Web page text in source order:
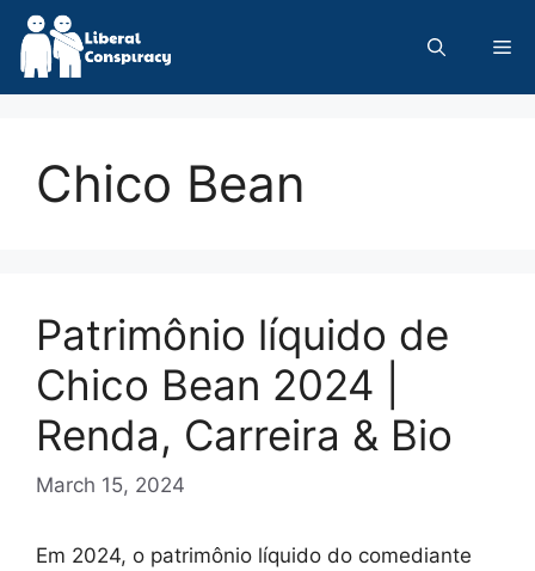
Skip
content
Chico Bean
Patrimônio líquido de
Chico Bean 2024 |
Renda, Carreira & Bio
March 15, 2024
Em 2024, o patrimônio líquido do comediante